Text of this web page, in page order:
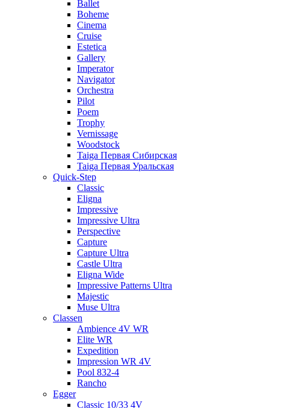
Ballet
Boheme
Cinema
Cruise
Estetica
Gallery
Imperator
Navigator
Orchestra
Pilot
Poem
Trophy
Vernissage
Woodstock
Taiga Первая Сибирская
Taiga Первая Уральская
Quick-Step
Classic
Eligna
Impressive
Impressive Ultra
Perspective
Capture
Capture Ultra
Castle Ultra
Eligna Wide
Impressive Patterns Ultra
Majestic
Muse Ultra
Classen
Ambience 4V WR
Elite WR
Expedition
Impression WR 4V
Pool 832-4
Rancho
Egger
Classic 10/33 4V